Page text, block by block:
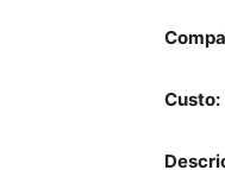
Custo: